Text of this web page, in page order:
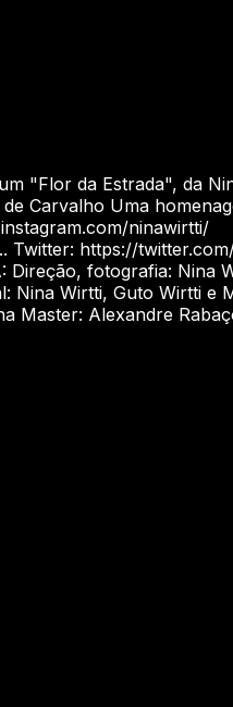
"Flor da Estrada", da
Carvalho Uma
ninawirtti/
https://
fotografia: Nina
Wirtti, Guto Wirtti e
Master: Alexandre